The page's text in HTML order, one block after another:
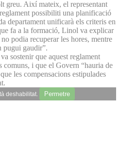
greu. Així mateix, el representant
possibiliti una planificació
departament unificarà els criteris en
fa a la formació, Linol va explicar
podia recuperar les hores, mentre
pugui gaudir”.
sostenir que aquest reglament
comuns, i que el Govern “hauria de
les compensacions estipulades
deshabilitat. Permetre